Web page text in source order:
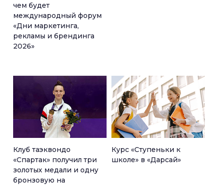
чем будет
международный форум
«Дни маркетинга,
рекламы и брендинга
2026»
Клуб таэквондо
«Спартак» получил три
золотых медали и одну
бронзовую на
Курс «Ступеньки к
школе» в «Дарсай»